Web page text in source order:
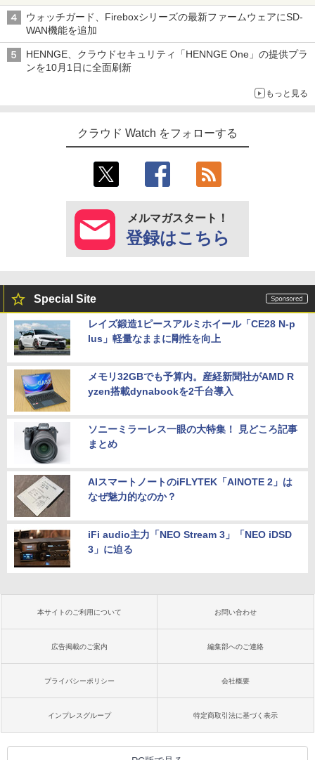
ウォッチガード、Fireboxシリーズの最新ファームウェアにSD-
WAN機能を追加
HENNGE、クラウドセキュリティ「HENNGE One」の提供プラ
ンを10月1日に全面刷新
もっと見る
クラウド Watch をフォローする
メルマガスタート！
登録はこちら
Special Site
レイズ鍛造1ピースアルミホイール「CE28 N-p
lus」軽量なままに剛性を向上
メモリ32GBでも予算内。産経新聞社がAMD R
yzen搭載dynabookを2千台導入
ソニーミラーレス一眼の大特集！ 見どころ記事
まとめ
AIスマートノートのiFLYTEK「AINOTE 2」は
なぜ魅力的なのか？
iFi audio主力「NEO Stream 3」「NEO iDSD
3」に迫る
本サイトのご利用について お問い合わせ
広告掲載のご案内 編集部へのご連絡
プライバシーポリシー 会社概要
インプレスグループ 特定商取引法に基づく表示